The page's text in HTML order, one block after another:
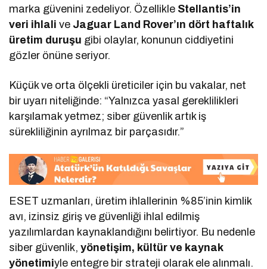
marka güvenini zedeliyor. Özellikle Stellantis’in
veri ihlali ve Jaguar Land Rover’ın dört haftalık
üretim duruşu gibi olaylar, konunun ciddiyetini
gözler önüne seriyor.
Küçük ve orta ölçekli üreticiler için bu vakalar, net
bir uyarı niteliğinde: “Yalnızca yasal gereklilikleri
karşılamak yetmez; siber güvenlik artık iş
sürekliliğinin ayrılmaz bir parçasıdır.”
ESET uzmanları, üretim ihlallerinin %85’inin kimlik
avı, izinsiz giriş ve güvenliği ihlal edilmiş
yazılımlardan kaynaklandığını belirtiyor. Bu nedenle
siber güvenlik,yönetişim, kültür ve kaynak
yönetimiyle entegre bir strateji olarak ele alınmalı.